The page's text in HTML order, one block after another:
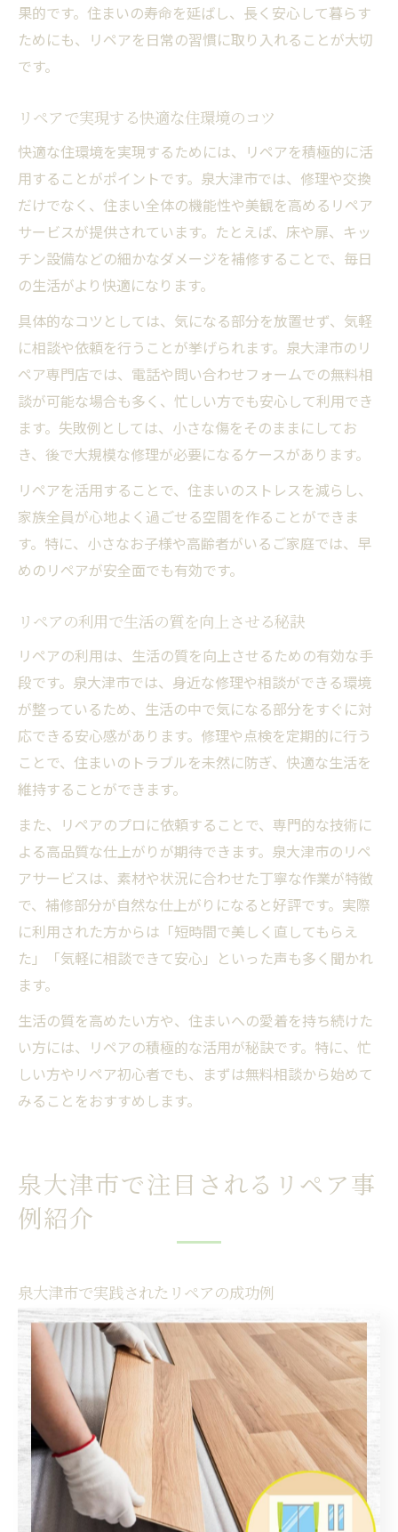
果的です。住まいの寿命を延ばし、長く安心して暮らす
ためにも、リペアを日常の習慣に取り入れることが大切
です。
リペアで実現する快適な住環境のコツ
快適な住環境を実現するためには、リペアを積極的に活
用することがポイントです。泉大津市では、修理や交換
だけでなく、住まい全体の機能性や美観を高めるリペア
サービスが提供されています。たとえば、床や扉、キッ
チン設備などの細かなダメージを補修することで、毎日
の生活がより快適になります。
具体的なコツとしては、気になる部分を放置せず、気軽
に相談や依頼を行うことが挙げられます。泉大津市のリ
ペア専門店では、電話や問い合わせフォームでの無料相
談が可能な場合も多く、忙しい方でも安心して利用でき
ます。失敗例としては、小さな傷をそのままにしてお
き、後で大規模な修理が必要になるケースがあります。
リペアを活用することで、住まいのストレスを減らし、
家族全員が心地よく過ごせる空間を作ることができま
す。特に、小さなお子様や高齢者がいるご家庭では、早
めのリペアが安全面でも有効です。
リペアの利用で生活の質を向上させる秘訣
リペアの利用は、生活の質を向上させるための有効な手
段です。泉大津市では、身近な修理や相談ができる環境
が整っているため、生活の中で気になる部分をすぐに対
応できる安心感があります。修理や点検を定期的に行う
ことで、住まいのトラブルを未然に防ぎ、快適な生活を
維持することができます。
また、リペアのプロに依頼することで、専門的な技術に
よる高品質な仕上がりが期待できます。泉大津市のリペ
アサービスは、素材や状況に合わせた丁寧な作業が特徴
で、補修部分が自然な仕上がりになると好評です。実際
に利用された方からは「短時間で美しく直してもらえ
た」「気軽に相談できて安心」といった声も多く聞かれ
ます。
生活の質を高めたい方や、住まいへの愛着を持ち続けた
い方には、リペアの積極的な活用が秘訣です。特に、忙
しい方やリペア初心者でも、まずは無料相談から始めて
みることをおすすめします。
泉大津市で注目されるリペア事
例紹介
泉大津市で実践されたリペアの成功例
泉大津市では、住まいのちょっとした傷や経年劣化に対
し、リペアの技術が実生活に大きな変化をもたらしてい
ます。例えば、フローリングの凹みや色褪せ、浴室タイ
ルのひび割れといった身近な悩みも、地域のリペアサー
ビスに相談することで、元の美しさや機能を取り戻せた
というケースが増えています。
リペアの成功例としては、家族が集まるリビングのフロ
ーリング修理や、水回りのタイル補修が代表的です。こ